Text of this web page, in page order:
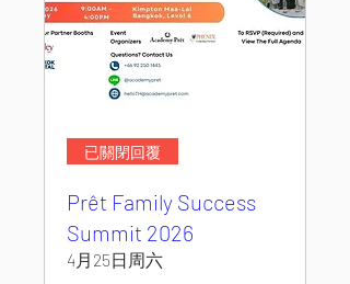
已關閉回覆
Prêt Family Success
Summit 2026
4月25日周六